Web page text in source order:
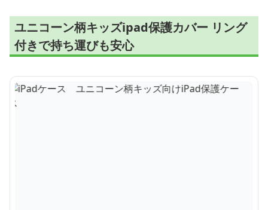
ユニコーン柄キッズipad保護カバー リング
付きで持ち運びも安心